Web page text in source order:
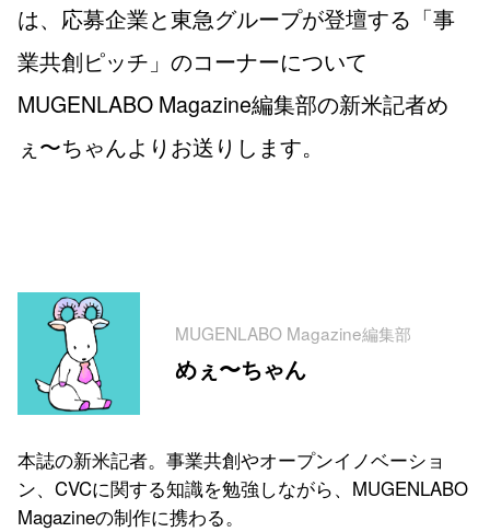
は、応募企業と東急グループが登壇する「事
業共創ピッチ」のコーナーについて
MUGENLABO Magazine編集部の新米記者め
ぇ〜ちゃんよりお送りします。
めぇ〜ちゃん
MUGENLABO Magazine編集部
本誌の新米記者。事業共創やオープンイノベーショ
ン、CVCに関する知識を勉強しながら、MUGENLABO
Magazineの制作に携わる。